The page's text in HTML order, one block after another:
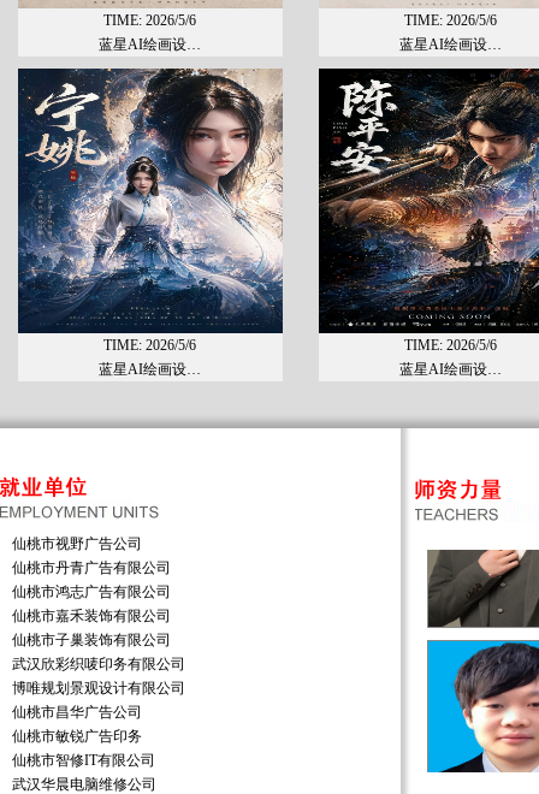
TIME: 2026/5/6
蓝星AI绘画设…
TIME: 2026/5/6
蓝星AI绘画设…
TIME: 2026/5/6
蓝星AI绘画设…
TIME: 2026/5/6
蓝星AI绘画设…
仙桃市视野广告公司
仙桃市丹青广告有限公司
仙桃市鸿志广告有限公司
仙桃市嘉禾装饰有限公司
仙桃市子巢装饰有限公司
武汉欣彩织唛印务有限公司
博唯规划景观设计有限公司
仙桃市昌华广告公司
仙桃市敏锐广告印务
仙桃市智修IT有限公司
武汉华晨电脑维修公司